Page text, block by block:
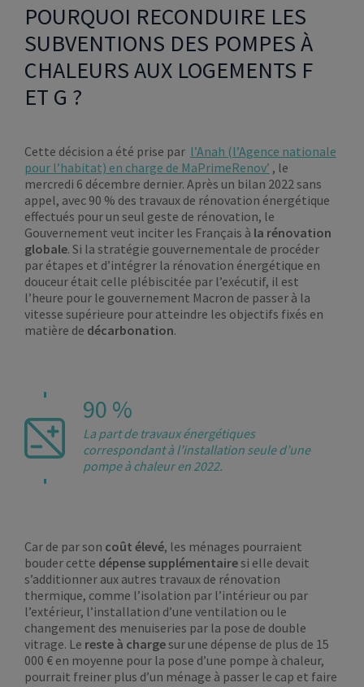
POURQUOI RECONDUIRE LES
SUBVENTIONS DES POMPES À
CHALEURS AUX LOGEMENTS F
ET G ?
Cette décision a été prise par l’Anah (l’Agence nationale
pour l’habitat) en charge de MaPrimeRenov’ , le
mercredi 6 décembre dernier. Après un bilan 2022 sans
appel, avec 90 % des travaux de rénovation énergétique
effectués pour un seul geste de rénovation, le
Gouvernement veut inciter les Français à la rénovation
globale. Si la stratégie gouvernementale de procéder
par étapes et d’intégrer la rénovation énergétique en
douceur était celle plébiscitée par l’exécutif, il est
l’heure pour le gouvernement Macron de passer à la
vitesse supérieure pour atteindre les objectifs fixés en
matière de décarbonation.
90 %
La part de travaux énergétiques
correspondant à l’installation seule d’une
pompe à chaleur en 2022.
Car de par son coût élevé, les ménages pourraient
bouder cette dépense supplémentairesi elle devait
s’additionner aux autres travaux de rénovation
thermique, comme l’isolation par l’intérieur ou par
l’extérieur, l’installation d’une ventilation ou le
changement des menuiseries par la pose de double
vitrage. Le reste à chargesur une dépense de plus de 15
000 € en moyenne pour la pose d’une pompe à chaleur,
pourrait freiner plus d’un ménage à passer le cap et faire